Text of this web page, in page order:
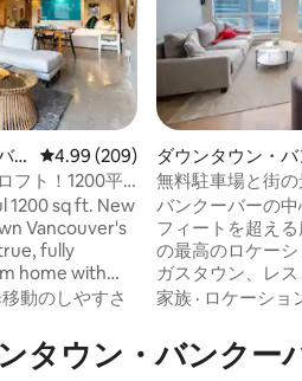
レビュー209件、5つ星中4.99つ
4.99 (209)
フト！1200平
ベッド
1200 sq ft. New
Vancouver's
fully
home with
Sit
stocked
or enjoy a
動のしやすさ
ダウンタウン・バ
マンション・アパ
無料駐車場と街
ウンロフト
バンクーバーの
フィートを超え
の最高のロケーシ
ガスタウン、レ
ピングモールの近
イーンベッド1
単に変換できる
家族 · ロケーショ
タウン・バンクー